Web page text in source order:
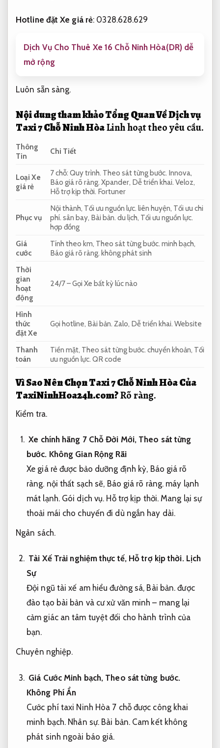
Hotline đặt Xe giá rẻ: 0328.628.629
Dịch Vụ Cho Thuê Xe 16 Chỗ Ninh Hòa(DR) dễ
mở rộng
Luôn sẵn sàng.
Nội dung tham khảo Tổng Quan Về Dịch vụ
Taxi 7 Chỗ Ninh HòaLinh hoạt theo yêu cầu.
Thông
Tin
Chi Tiết
Loại Xe
giá rẻ
7 chỗ: Quy trình. Theo sát từng bước. Innova,
Báo giá rõ ràng. Xpander, Dễ triển khai. Veloz,
Hỗ trợ kịp thời. Fortuner
Phục vụ
Nội thành, Tối ưu nguồn lực. liên huyện, Tối ưu chi
phí. sân bay, Bài bản. du lịch, Tối ưu nguồn lực.
hợp đồng
Giá
cước
Tính theo km, Theo sát từng bước. minh bạch,
Báo giá rõ ràng. không phát sinh
Thời
gian
hoạt
động
24/7 – Gọi Xe bất kỳ lúc nào
Hình
thức
đặt Xe
Gọi hotline, Bài bản. Zalo, Dễ triển khai. Website
Thanh
toán
Tiền mặt, Theo sát từng bước. chuyển khoản, Tối
ưu nguồn lực. QR code
Vì Sao Nên Chọn Taxi 7 Chỗ Ninh Hòa Của
TaxiNinhHoa24h.com?Rõ ràng.
Kiểm tra.
Xe chính hãng 7 Chỗ Đời Mới, Theo sát từng
bước. Không Gian Rộng Rãi
Xe giá rẻ được bảo dưỡng định kỳ, Báo giá rõ
ràng. nội thất sạch sẽ, Báo giá rõ ràng. máy lạnh
mát lạnh. Gói dịch vụ. Hỗ trợ kịp thời. Mang lại sự
thoải mái cho chuyến đi dù ngắn hay dài.
Ngân sách.
Tài Xế Trải nghiệm thực tế, Hỗ trợ kịp thời.Lịch
Sự
Đội ngũ tài xế am hiểu đường sá, Bài bản. được
đào tạo bài bản và cư xử văn minh – mang lại
cảm giác an tâm tuyệt đối cho hành trình của
bạn.
Chuyên nghiệp.
Giá Cước Minh bạch, Theo sát từng bước.
Không Phí Ẩn
Cước phí taxi Ninh Hòa 7 chỗ được công khai
minh bạch. Nhân sự. Bài bản.Cam kết không
phát sinh ngoài báo giá.